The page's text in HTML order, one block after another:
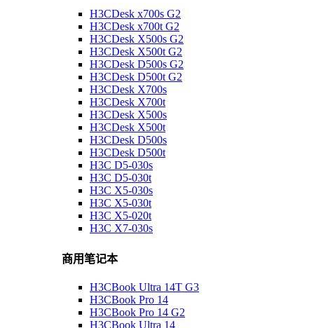
H3CDesk x700s G2
H3CDesk x700t G2
H3CDesk X500s G2
H3CDesk X500t G2
H3CDesk D500s G2
H3CDesk D500t G2
H3CDesk X700s
H3CDesk X700t
H3CDesk X500s
H3CDesk X500t
H3CDesk D500s
H3CDesk D500t
H3C D5-030s
H3C D5-030t
H3C X5-030s
H3C X5-030t
H3C X5-020t
H3C X7-030s
商用笔记本
H3CBook Ultra 14T G3
H3CBook Pro 14
H3CBook Pro 14 G2
H3CBook Ultra 14